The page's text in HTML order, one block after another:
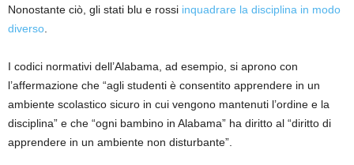
Nonostante ciò, gli stati blu e rossi inquadrare la disciplina in modo
diverso.
I codici normativi dell’Alabama, ad esempio, si aprono con
l’affermazione che “agli studenti è consentito apprendere in un
ambiente scolastico sicuro in cui vengono mantenuti l’ordine e la
disciplina” e che “ogni bambino in Alabama” ha diritto al “diritto di
apprendere in un ambiente non disturbante”.